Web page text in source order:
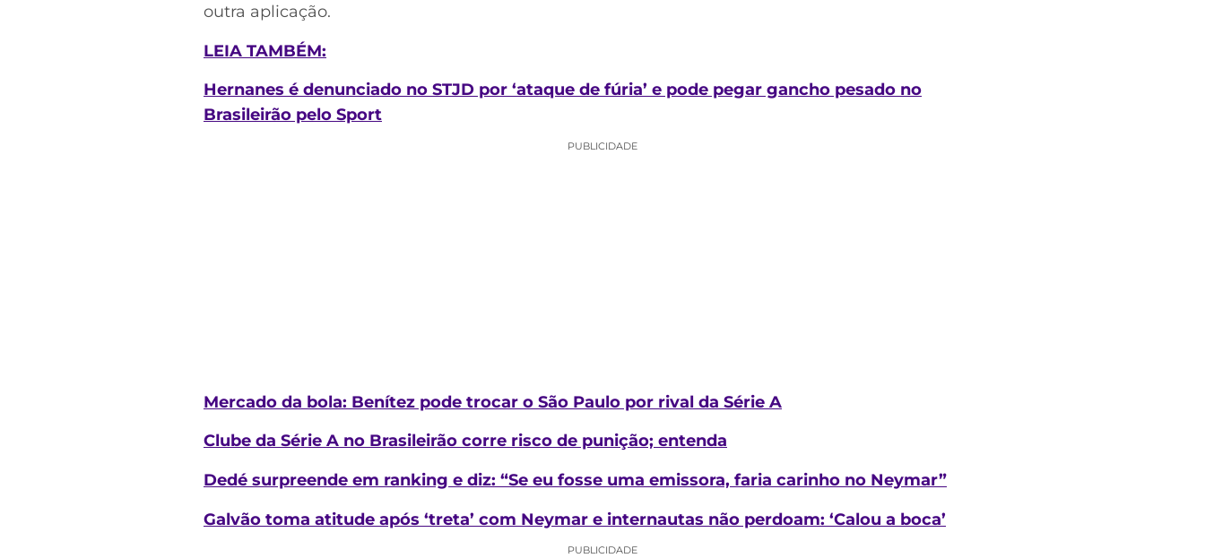
outra aplicação.
LEIA TAMBÉM:
Hernanes é denunciado no STJD por ‘ataque de fúria’ e pode pegar gancho pesado no
Brasileirão pelo Sport
PUBLICIDADE
Mercado da bola: Benítez pode trocar o São Paulo por rival da Série A
Clube da Série A no Brasileirão corre risco de punição; entenda
Dedé surpreende em ranking e diz: “Se eu fosse uma emissora, faria carinho no Neymar”
Galvão toma atitude após ‘treta’ com Neymar e internautas não perdoam: ‘Calou a boca’
PUBLICIDADE